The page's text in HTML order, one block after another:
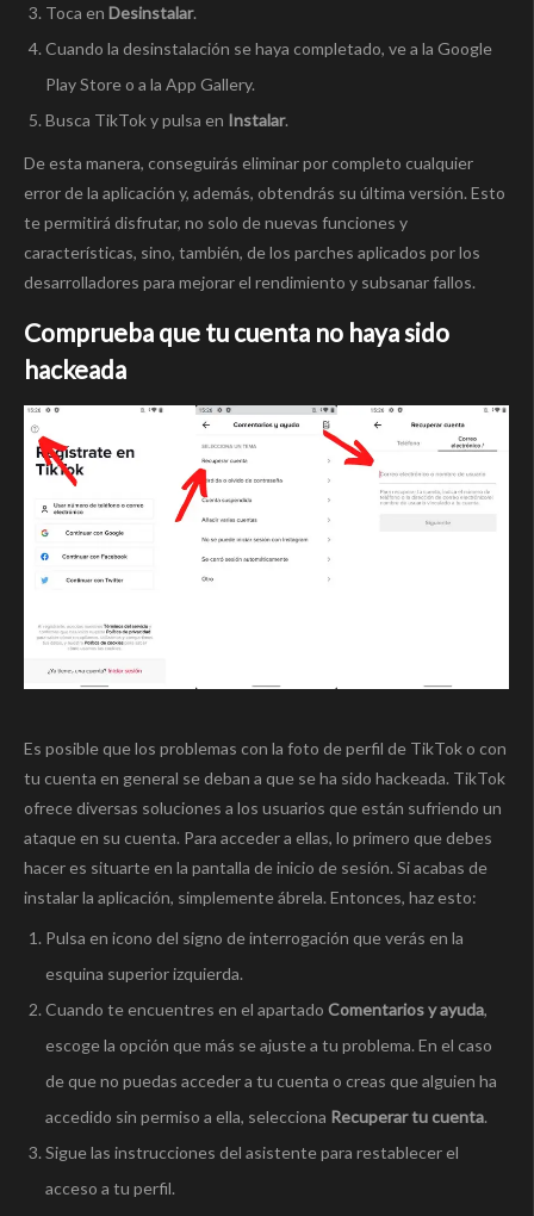
Toca en Desinstalar.
Cuando la desinstalación se haya completado, ve a la Google
Play Store o a la App Gallery.
Busca TikTok y pulsa en Instalar.
De esta manera, conseguirás eliminar por completo cualquier
error de la aplicación y, además, obtendrás su última versión. Esto
te permitirá disfrutar, no solo de nuevas funciones y
características, sino, también, de los parches aplicados por los
desarrolladores para mejorar el rendimiento y subsanar fallos.
Comprueba que tu cuenta no haya sido
hackeada
Es posible que los problemas con la foto de perfil de TikTok o con
tu cuenta en general se deban a que se ha sido hackeada. TikTok
ofrece diversas soluciones a los usuarios que están sufriendo un
ataque en su cuenta. Para acceder a ellas, lo primero que debes
hacer es situarte en la pantalla de inicio de sesión. Si acabas de
instalar la aplicación, simplemente ábrela. Entonces, haz esto:
Pulsa en icono del signo de interrogación que verás en la
esquina superior izquierda.
Cuando te encuentres en el apartado Comentarios y ayuda,
escoge la opción que más se ajuste a tu problema. En el caso
de que no puedas acceder a tu cuenta o creas que alguien ha
accedido sin permiso a ella, selecciona Recuperar tu cuenta.
Sigue las instrucciones del asistente para restablecer el
acceso a tu perfil.